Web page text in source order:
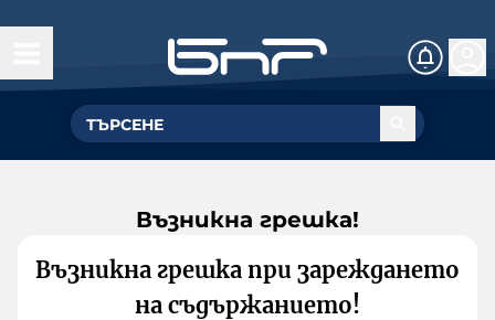
Възникна грешка!
Възникна грешка при зареждането
на съдържанието!